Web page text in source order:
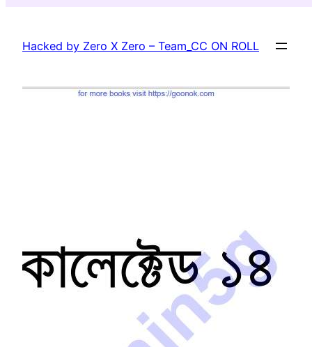
content
Hacked by Zero X Zero – Team_CC ON ROLL